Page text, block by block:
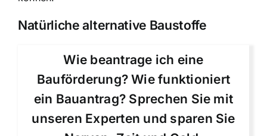
Natürliche alternative Baustoffe
Wie beantrage ich eine
Bauförderung? Wie funktioniert
ein Bauantrag? Sprechen Sie mit
unseren Experten und sparen Sie